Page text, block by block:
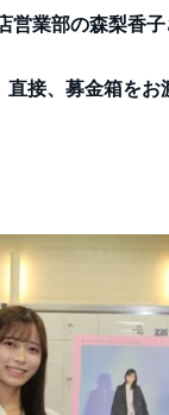
業部の森梨香
接、募金箱をお